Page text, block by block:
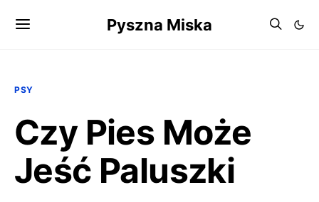
Pyszna Miska
PSY
Czy Pies Może
Jeść Paluszki